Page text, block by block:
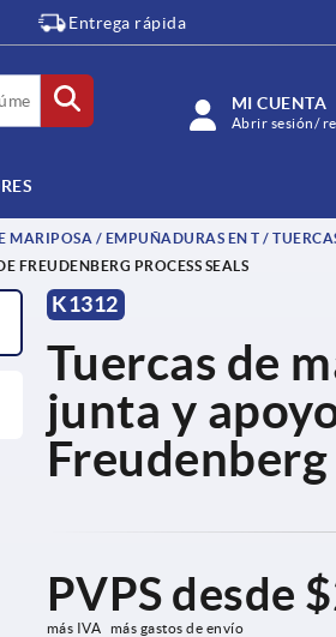
Entrega rápida
MI CUENTA
Abrir sesión/
MARIPOSA / EMPUÑADURAS EN T /
PROCESS SEALS
K1312
Tuercas de
junta y
Freudenberg
PVPS desde
más IVA más gastos de envío